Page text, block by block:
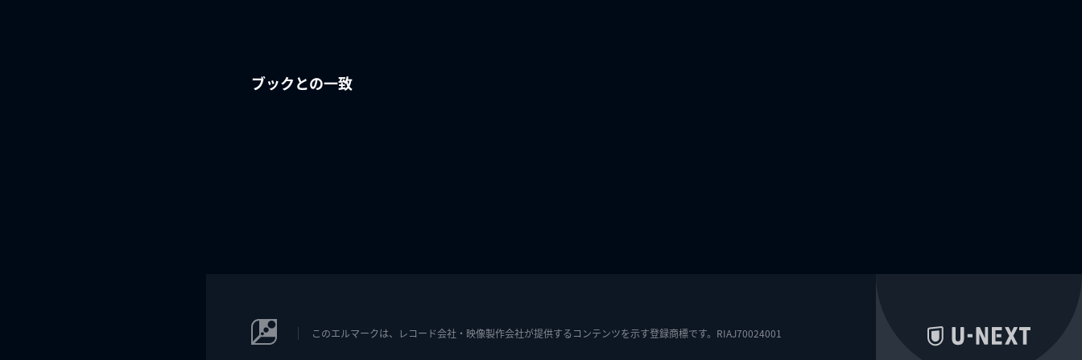
ブックとの一致
このエルマークは、レコード会社・映像製作会社が提供するコンテンツを示す登録商標です。RIAJ70024001